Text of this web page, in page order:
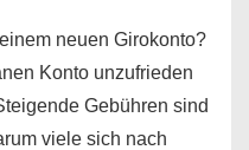
neuen Girokonto?
Konto unzufrieden
Gebühren sind
viele sich nach